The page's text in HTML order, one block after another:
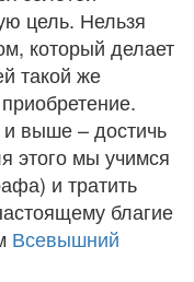
цель. Нельзя
который делает
такой же
выше – достичь
этого мы учимся
и тратить
благие
Всевышний